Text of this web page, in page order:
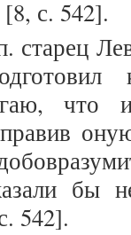
с. 542].
старец
бы
542].